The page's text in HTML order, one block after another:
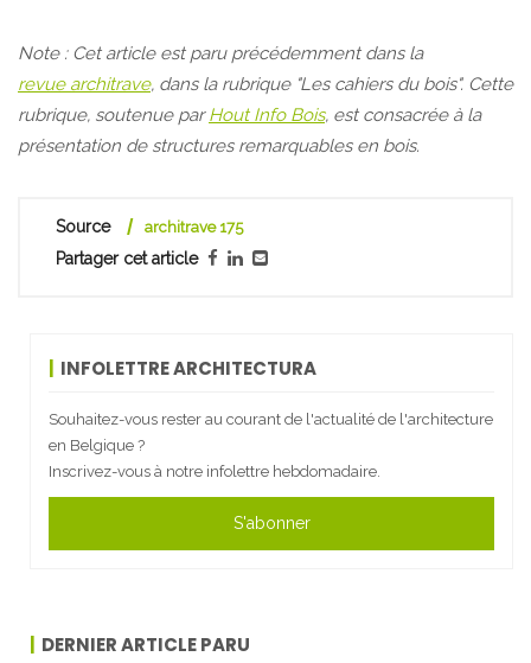
Note : Cet article est paru précédemment dans la
revue architrave, dans la rubrique "Les cahiers du bois". Cette
rubrique, soutenue parHout Info Bois, est consacrée à la
présentation de structures remarquables en bois.
Source architrave 175
Partager cet article
INFOLETTRE ARCHITECTURA
Souhaitez-vous rester au courant de l'actualité de l'architecture
en Belgique ?
Inscrivez-vous à notre infolettre hebdomadaire.
S'abonner
DERNIER ARTICLE PARU